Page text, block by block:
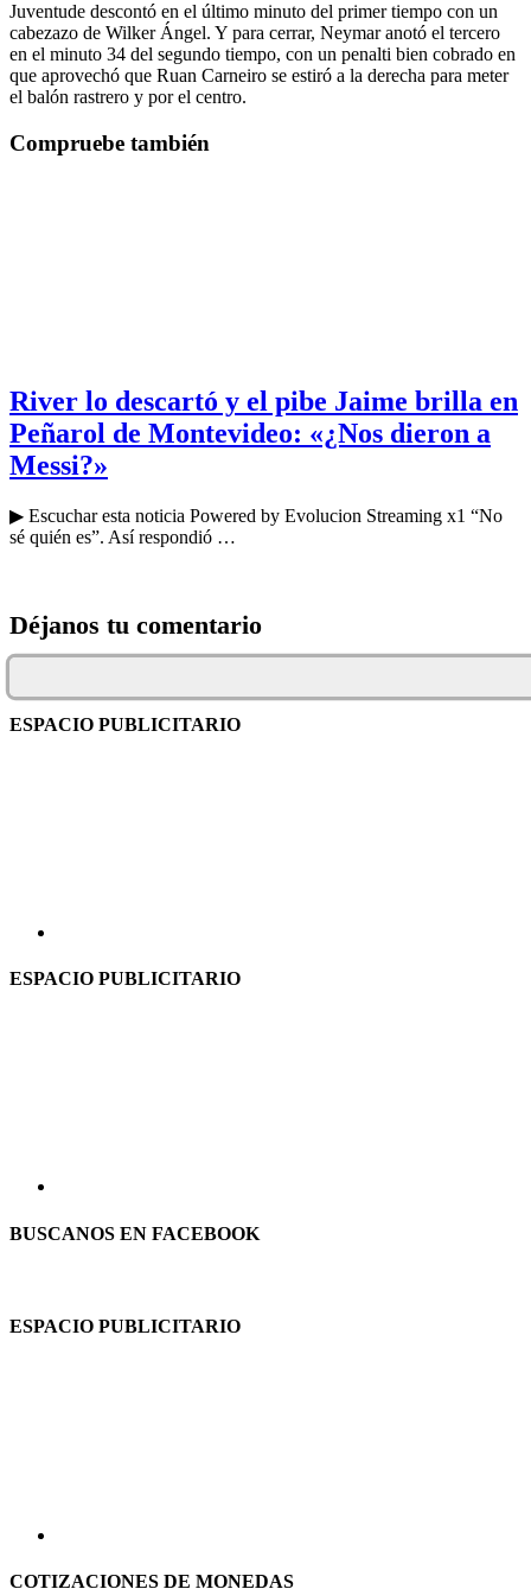
Juventude descontó en el último minuto del primer tiempo con un
cabezazo de Wilker Ángel. Y para cerrar, Neymar anotó el tercero
en el minuto 34 del segundo tiempo, con un penalti bien cobrado en
que aprovechó que Ruan Carneiro se estiró a la derecha para meter
el balón rastrero y por el centro.
Compruebe también
River lo descartó y el pibe Jaime brilla en
Peñarol de Montevideo: «¿Nos dieron a
Messi?»
▶ Escuchar esta noticia Powered by Evolucion Streaming x1 “No
sé quién es”. Así respondió …
Déjanos tu comentario
ESPACIO PUBLICITARIO
ESPACIO PUBLICITARIO
BUSCANOS EN FACEBOOK
ESPACIO PUBLICITARIO
COTIZACIONES DE MONEDAS